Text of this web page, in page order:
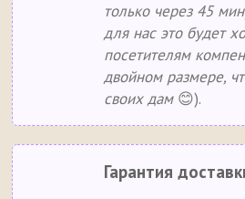
только через 45
для нас это будет
посетителям
двойном размере,
своих дам😊).
Гарантия